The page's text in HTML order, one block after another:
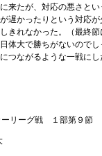
来たが、対応の悪さと
遅かったりという対応
きれなかった。（最終
体大で勝ちがないので
つながるような一戦にし
ーリーグ戦 １部第９節